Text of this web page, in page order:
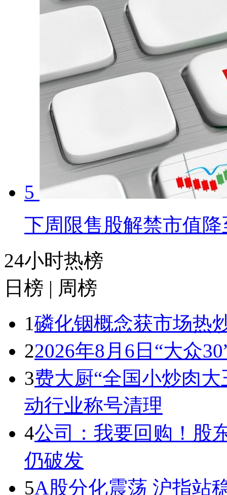
5
下周限售股解禁市值降
24小时热榜
日榜 | 周榜
1磷化铟概念获市场热
22026年8月6日“大众
3费大厨“全国小炒肉
动行业称号清理
4公司：我要回购！股
仍破发
5A股分化震荡 沪指站